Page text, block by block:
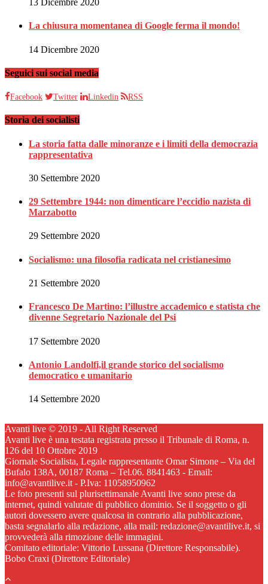
13 Dicembre 2020
La chiusura momentanea di Google ferma il mondo!
14 Dicembre 2020
Seguici sui social media
Facebook Twitter Linkedin RSS
Storia dei socialisti
La storia fatta dalle minoranze e i limiti della democrazia
rappresentativa
30 Settembre 2020
29 Settembre 1944: non dimenticare l’eccidio nazista di
Marzabotto
29 Settembre 2020
Socialismo: una filosofia radicata nel cristianesimo
21 Settembre 2020
Francesco De Martino: l’illustre accademico e statista che
divenne Segretario Nazionale del Psi
17 Settembre 2020
Antonio Landolfi,il grande storico del socialismo
democratico e umanitario
14 Settembre 2020
Avanti live © 2019 - All Right Reserved
Avanti live è una testata registrata presso il Tribunale di Roma, n.
126 del 10 Ottobre 2019
Giornale Socialista, Legale rappresentante Omar Simone – Via del
Bufalo 138A, 00187 Roma – Tel.06. 8841463 - Email:
info@avantilive.it - P.Iva: 11058950962
Le foto presenti sul plurisettimanale Avanti live sono prese da
internet, quindi valutate di pubblico dominio. Se il soggetto o gli
autori dovessero avere qualcosa in contrario alla pubblicazione,
basta segnalarlo alla redazione, alla mail: redazione@avantilive.it, si
provvederà alla rimozione delle immagini.
Comitato editoriale: Vittorio Lussana (Direttore Responsabile).
Bobo Craxi (Direttore Editoriale)